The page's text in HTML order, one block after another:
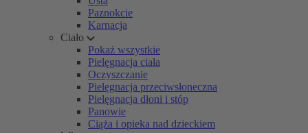
Paznokcie
Karnacja
Ciało
Pokaż wszystkie
Pielęgnacja ciała
Oczyszczanie
Pielęgnacja przeciwsłoneczna
Pielęgnacja dłoni i stóp
Panowie
Ciąża i opieka nad dzieckiem